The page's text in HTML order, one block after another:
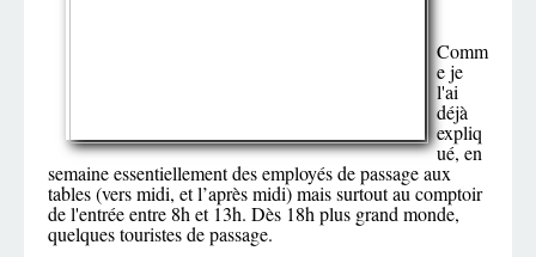
Comm
e je
l'ai
déjà
expliq
ué, en
semaine essentiellement des employés de passage aux
tables (vers midi, et l’après midi) mais surtout au comptoir
de l'entrée entre 8h et 13h. Dès 18h plus grand monde,
quelques touristes de passage.